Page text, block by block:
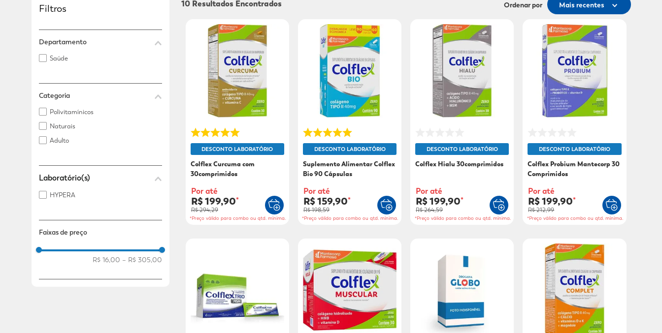
Adicional
Filtros
Departamento
Saúde
Categoria
Polivitamínicos
Naturais
Adulto
HYPERA
Faixas de preço
R$ 16,00 – R$ 305,00
10 Ordenar por Mais recentes
DESCONTO LABORATÓRIO
Colflex Curcuma com
30comprimidos
Por até
R$ 199,90*
R$ 294,29
*Preço válido para combo ou qtd. mínima.
DESCONTO LABORATÓRIO
Suplemento Alimentar Colflex
Bio 90 Cápsulas
Por até
R$ 159,90*
R$ 198,59
*Preço válido para combo ou qtd. mínima.
DESCONTO LABORATÓRIO
Colflex Hialu 30comprimidos
Por até
R$ 199,90*
R$ 264,59
*Preço válido para combo ou qtd. mínima.
DESCONTO LABORATÓRIO
Colflex Probium Mantecorp 30
Comprimidos
Por até
R$ 199,90*
R$ 212,99
*Preço válido para combo ou qtd. mínima.
9º
sabonete líquido